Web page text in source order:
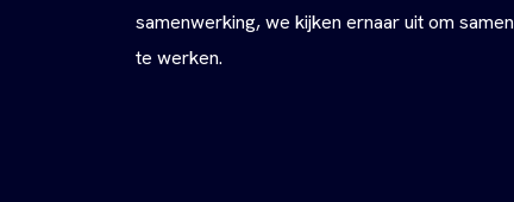
samenwerking, we kijken ernaar uit om samen
te werken.